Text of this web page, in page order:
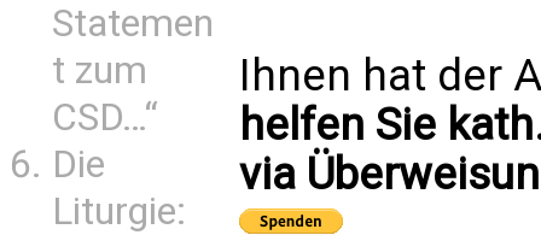
Statemen
t zum
CSD…“
Die
Liturgie:
Ihnen hat der
helfen Sie
via